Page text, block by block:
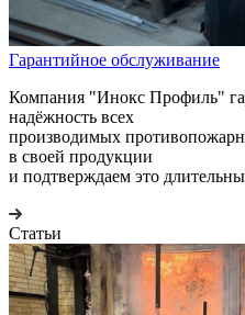
Гарантийное обслуживание
Компания "Инокс Профиль"
надёжность всех
производимых
в своей продукции
и подтверждаем это
Статьи